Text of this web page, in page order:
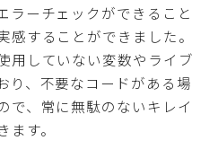
ラーチェックができること
することができました。
用していない変数やライブ
り、不要なコードがある場
で、常に無駄のないキレイ
す。